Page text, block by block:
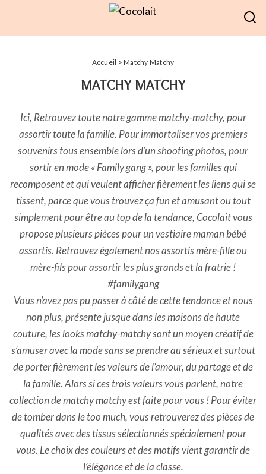
Accueil > Matchy Matchy
MATCHY MATCHY
Ici, Retrouvez toute notre gamme matchy-matchy, pour
assortir toute la famille. Pour immortaliser vos premiers
souvenirs tous ensemble lors d’un shooting photos, pour
sortir en mode « Family gang », pour les familles qui
recomposent et qui veulent afficher fièrement les liens qui se
tissent, parce que vous trouvez ça fun et amusant ou tout
simplement pour être au top de la tendance, Cocolait vous
propose plusieurs pièces pour un vestiaire maman bébé
assortis. Retrouvez également nos assortis mère-fille ou
mère-fils pour assortir les plus grands et la fratrie !
#familygang
Vous n’avez pas pu passer à côté de cette tendance et nous
non plus, présente jusque dans les maisons de haute
couture, les looks matchy-matchy sont un moyen créatif de
s’amuser avec la mode sans se prendre au sérieux et surtout
de porter fièrement les valeurs de l’amour, du partage et de
la famille. Alors si ces trois valeurs vous parlent, notre
collection de matchy matchy est faite pour vous ! Pour éviter
de tomber dans le too much, vous retrouverez des pièces de
qualités avec des tissus sélectionnés spécialement pour
vous. Le choix des couleurs et des motifs vient garantir de
l’élégance et de la classe.